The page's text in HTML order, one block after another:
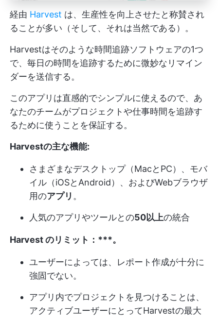
経由 Harvest は、生産性を向上させたと称賛され
ることが多い（そして、それは当然である）。
Harvestはそのような時間追跡ソフトウェアの1つ
で、毎日の時間を追跡するために微妙なリマイン
ダーを送信する。
このアプリは直感的でシンプルに使えるので、あ
なたのチームがプロジェクトや仕事時間を追跡す
るために使うことを保証する。
Harvestの主な機能:
さまざまなデスクトップ（MacとPC）、モバ
イル（iOSとAndroid）、およびWebブラウザ
用のアプリ 。
人気のアプリやツールとの50以上の統合
Harvest のリミット：***。
ユーザーによっては、レポート作成が十分に
強固でない。
アプリ内でプロジェクトを見つけることは、
アクティブユーザーにとってHarvestの最大